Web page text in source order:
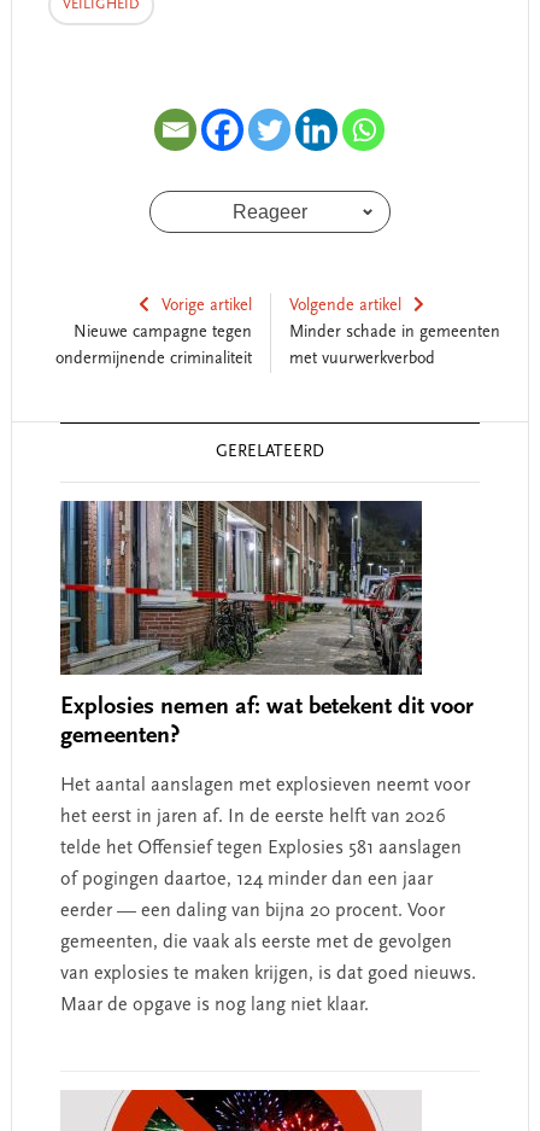
VEILIGHEID
Reageer
Vorige artikel
Nieuwe campagne tegen
ondermijnende criminaliteit
Volgende artikel
Minder schade in gemeenten
met vuurwerkverbod
GERELATEERD
Explosies nemen af: wat betekent dit voor
gemeenten?
Het aantal aanslagen met explosieven neemt voor
het eerst in jaren af. In de eerste helft van 2026
telde het Offensief tegen Explosies 581 aanslagen
of pogingen daartoe, 124 minder dan een jaar
eerder — een daling van bijna 20 procent. Voor
gemeenten, die vaak als eerste met de gevolgen
van explosies te maken krijgen, is dat goed nieuws.
Maar de opgave is nog lang niet klaar.